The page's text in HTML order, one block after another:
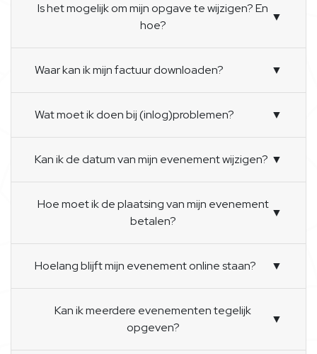
Is het mogelijk om mijn opgave te wijzigen? En
hoe?
▼
Waar kan ik mijn factuur downloaden? ▼
Wat moet ik doen bij (inlog)problemen? ▼
Kan ik de datum van mijn evenement wijzigen? ▼
Hoe moet ik de plaatsing van mijn evenement
betalen?
▼
Hoelang blijft mijn evenement online staan? ▼
Kan ik meerdere evenementen tegelijk
opgeven?
▼